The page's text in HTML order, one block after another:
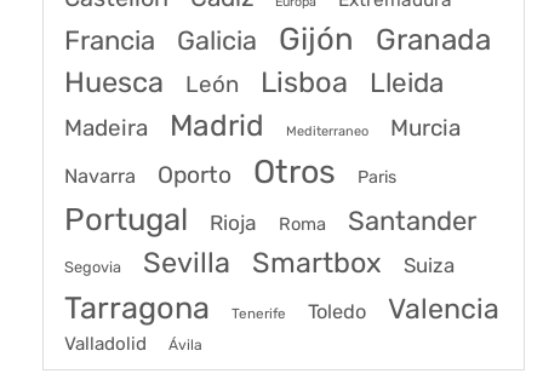
Francia Galicia Gijón Granada
Huesca León Lisboa Lleida
Madeira Madrid Mediterraneo Murcia
Navarra Oporto Otros Paris
Portugal Rioja Roma Santander
Segovia Sevilla Smartbox Suiza
Tarragona Tenerife Toledo Valencia
Valladolid Ávila